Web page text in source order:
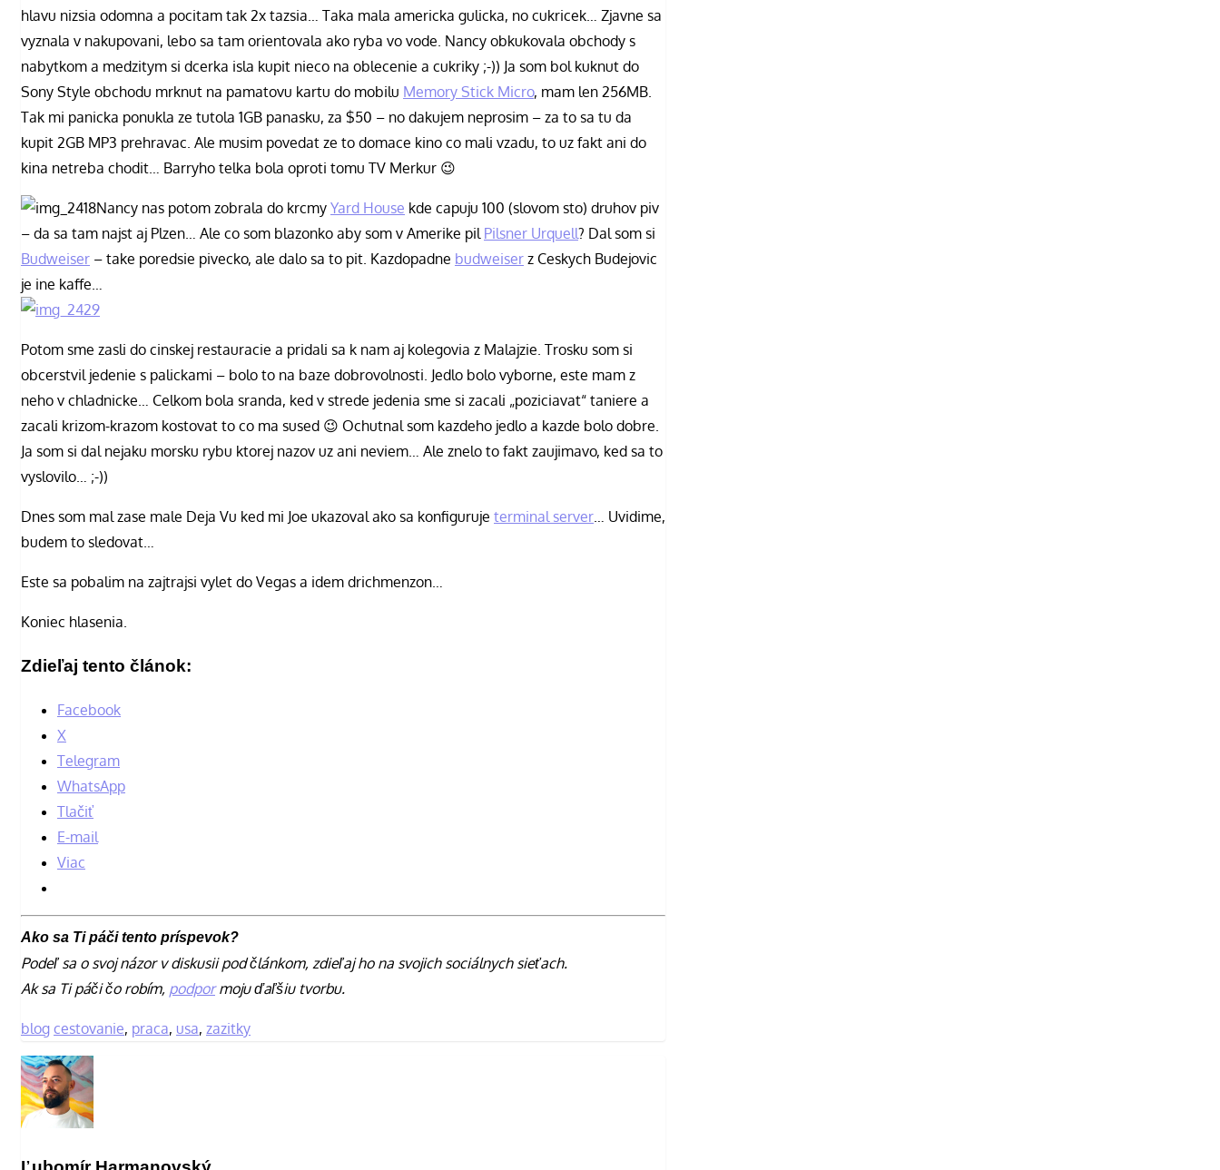
hlavu nizsia odomna a pocitam tak 2x tazsia… Taka mala americka gulicka, no cukricek… Zjavne sa
vyznala v nakupovani, lebo sa tam orientovala ako ryba vo vode. Nancy obkukovala obchody s
nabytkom a medzitym si dcerka isla kupit nieco na oblecenie a cukriky ;-)) Ja som bol kuknut do
Sony Style obchodu mrknut na pamatovu kartu do mobilu Memory Stick Micro, mam len 256MB.
Tak mi panicka ponukla ze tutola 1GB panasku, za $50 – no dakujem neprosim – za to sa tu da
kupit 2GB MP3 prehravac. Ale musim povedat ze to domace kino co mali vzadu, to uz fakt ani do
kina netreba chodit… Barryho telka bola oproti tomu TV Merkur 😉
Nancy nas potom zobrala do krcmy Yard House kde capuju 100 (slovom sto) druhov piv
– da sa tam najst aj Plzen… Ale co som blazonko aby som v Amerike pil Pilsner Urquell? Dal som si
Budweiser – take poredsie pivecko, ale dalo sa to pit. Kazdopadne budweiser z Ceskych Budejovic
je ine kaffe…
Potom sme zasli do cinskej restauracie a pridali sa k nam aj kolegovia z Malajzie. Trosku som si
obcerstvil jedenie s palickami – bolo to na baze dobrovolnosti. Jedlo bolo vyborne, este mam z
neho v chladnicke… Celkom bola sranda, ked v strede jedenia sme si zacali „poziciavat“ taniere a
zacali krizom-krazom kostovat to co ma sused 😉 Ochutnal som kazdeho jedlo a kazde bolo dobre.
Ja som si dal nejaku morsku rybu ktorej nazov uz ani neviem… Ale znelo to fakt zaujimavo, ked sa to
vyslovilo… ;-))
Dnes som mal zase male Deja Vu ked mi Joe ukazoval ako sa konfiguruje terminal server … Uvidime,
budem to sledovat…
Este sa pobalim na zajtrajsi vylet do Vegas a idem drichmenzon…
Koniec hlasenia.
Zdieľaj tento článok:
Facebook
X
Telegram
WhatsApp
Tlačiť
E-mail
Viac
Ako sa Ti páči tento príspevok?
Podeľ sa o svoj názor v diskusii pod článkom, zdieľaj ho na svojich sociálnych sieťach.
Ak sa Ti páči čo robím, podpormoju ďaľšiu tvorbu.
blog cestovanie, praca, usa, zazitky